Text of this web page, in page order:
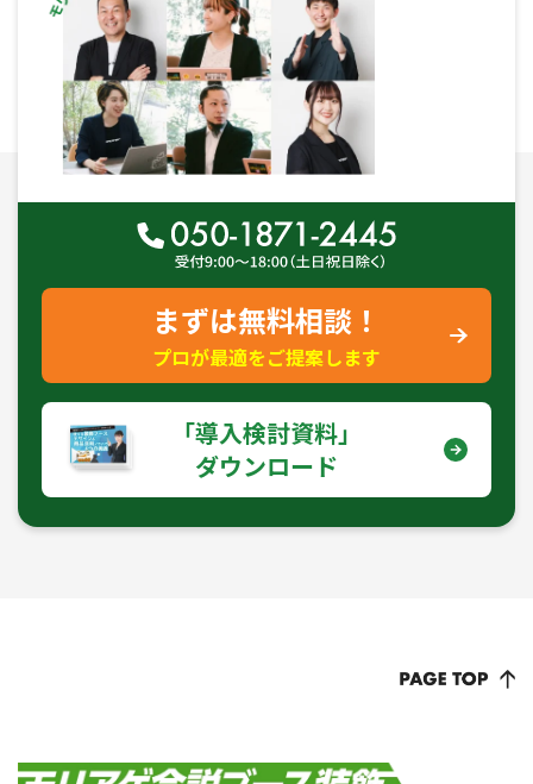
まずは無料相談！
プロが最適をご提案します
｢導入検討資料｣
ダウンロード